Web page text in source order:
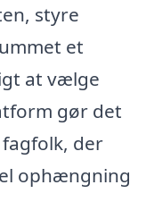
styre
et
at vælge
gør det
der
ophængning